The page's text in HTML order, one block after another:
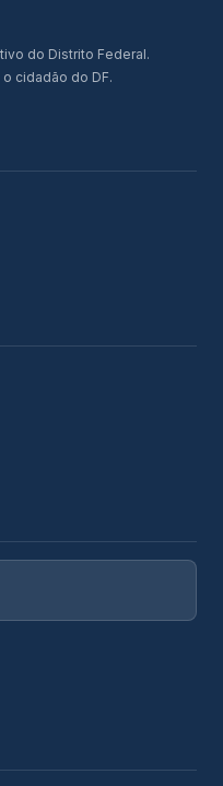
do Distrito Federal.
cidadão do DF.